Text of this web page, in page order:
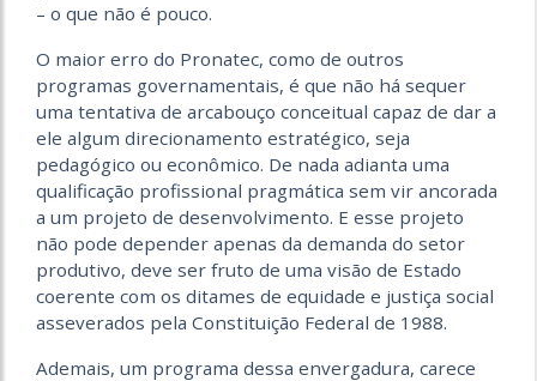
– o que não é pouco.
O maior erro do Pronatec, como de outros
programas governamentais, é que não há sequer
uma tentativa de arcabouço conceitual capaz de dar a
ele algum direcionamento estratégico, seja
pedagógico ou econômico. De nada adianta uma
qualificação profissional pragmática sem vir ancorada
a um projeto de desenvolvimento. E esse projeto
não pode depender apenas da demanda do setor
produtivo, deve ser fruto de uma visão de Estado
coerente com os ditames de equidade e justiça social
asseverados pela Constituição Federal de 1988.
Ademais, um programa dessa envergadura, carece